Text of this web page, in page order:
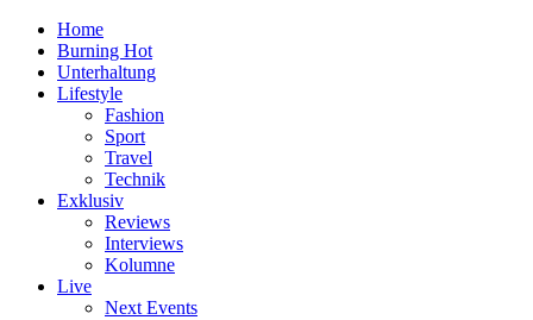
Home
Burning Hot
Unterhaltung
Lifestyle
Fashion
Sport
Travel
Technik
Exklusiv
Reviews
Interviews
Kolumne
Live
Next Events